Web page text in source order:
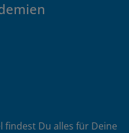
findest Du alles für Deine